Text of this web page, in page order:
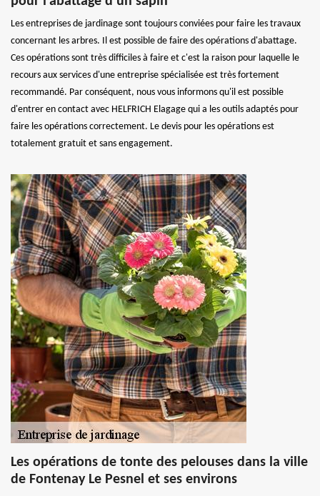
Les entreprises de jardinage sont toujours conviées pour faire les travaux
concernant les arbres. Il est possible de faire des opérations d'abattage.
Ces opérations sont très difficiles à faire et c'est la raison pour laquelle le
recours aux services d'une entreprise spécialisée est très fortement
recommandé. Par conséquent, nous vous informons qu'il est possible
d'entrer en contact avec HELFRICH Elagage qui a les outils adaptés pour
faire les opérations correctement. Le devis pour les opérations est
totalement gratuit et sans engagement.
Les opérations de tonte des pelouses dans la ville
de Fontenay Le Pesnel et ses environs